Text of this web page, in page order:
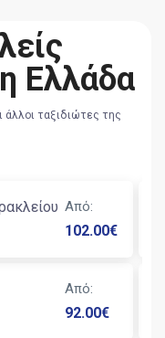
Ελλάδα
άλλοι ταξιδιώτες της
Από:
102.00€
Από:
92.00€